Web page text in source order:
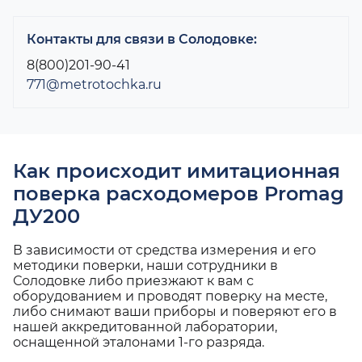
Контакты для связи в Солодовке:
8(800)201-90-41
771@metrotochka.ru
Как происходит имитационная
поверка расходомеров Promag
ДУ200
В зависимости от средства измерения и его
методики поверки, наши сотрудники в
Солодовке либо приезжают к вам с
оборудованием и проводят поверку на месте,
либо снимают ваши приборы и поверяют его в
нашей аккредитованной лаборатории,
оснащенной эталонами 1-го разряда.